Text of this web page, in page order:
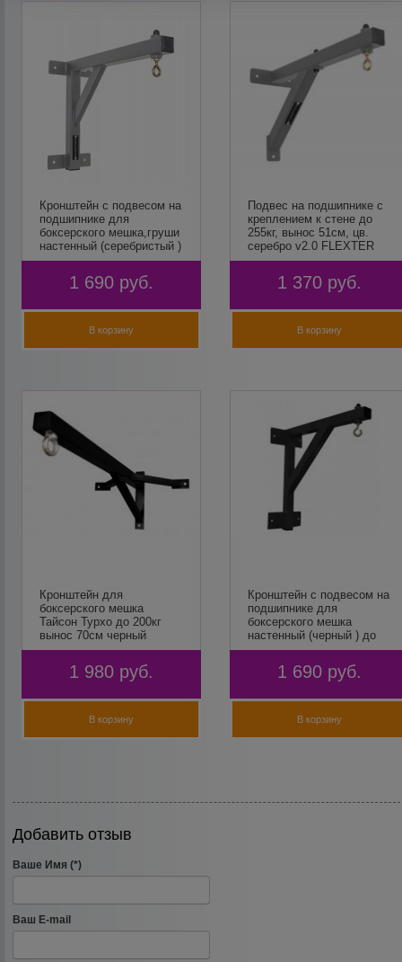
Кронштейн с подвесом на
подшипнике для
боксерского мешка,груши
настенный (серебристый )
до 255кг вынос 51см
FLEXTER1 690 руб.
В корзину
Подвес на подшипнике с
креплением к стене до
255кг, вынос 51см, цв.
серебро v2.0 FLEXTER
1 370 руб.
В корзину
Кронштейн для
боксерского мешка
Тайсон Турхо до 200кг
вынос 70см черный
1 980 руб.
В корзину
Кронштейн с подвесом на
подшипнике для
боксерского мешка
настенный (черный ) до
255кг вынос 51см
FLEXTER1 690 руб.
В корзину
Добавить отзыв
Ваше Имя (*)
Ваш E-mail